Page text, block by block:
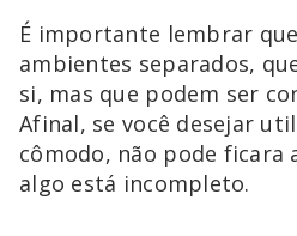
É importante lembrar
ambientes separados,
si, mas que podem ser
Afinal, se você desejar
cômodo, não pode ficara
algo está incompleto.